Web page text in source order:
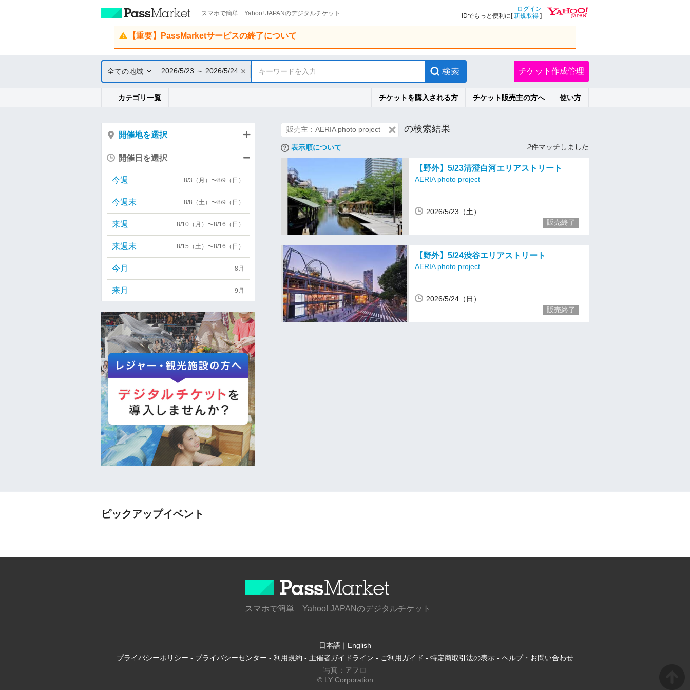
スマホで簡単 Yahoo! JAPANのデジタルチケット
ログイン
IDでもっと便利に[新規取得 ]
【重要】PassMarketサービスの終了について
全ての地域 2026/5/23 ～ 2026/5/24 キーワードを入力 チケット作成管理
カテゴリ一覧 チケットを購入される方 チケット販売主の方へ 使い方
販売主：AERIA photo project の検索結果
表示順について 2件マッチしました
【野外】5/23清澄白河エリアストリート
AERIA photo project
2026/5/23（土）
販売終了
【野外】5/24渋谷エリアストリート
AERIA photo project
2026/5/24（日）
販売終了
開催地を選択
開催日を選択
今週 8/3（月）〜8/9（日）
今週末 8/8（土）〜8/9（日）
来週 8/10（月）〜8/16（日）
来週末 8/15（土）〜8/16（日）
今月 8月
来月 9月
ピックアップイベント
スマホで簡単 Yahoo! JAPANのデジタルチケット
日本語 ｜ English
プライバシーポリシー - プライバシーセンター - 利用規約 - 主催者ガイドライン - ご利用ガイド - 特定商取引法の表示 - ヘルプ・お問い合わせ
写真：アフロ
© LY Corporation